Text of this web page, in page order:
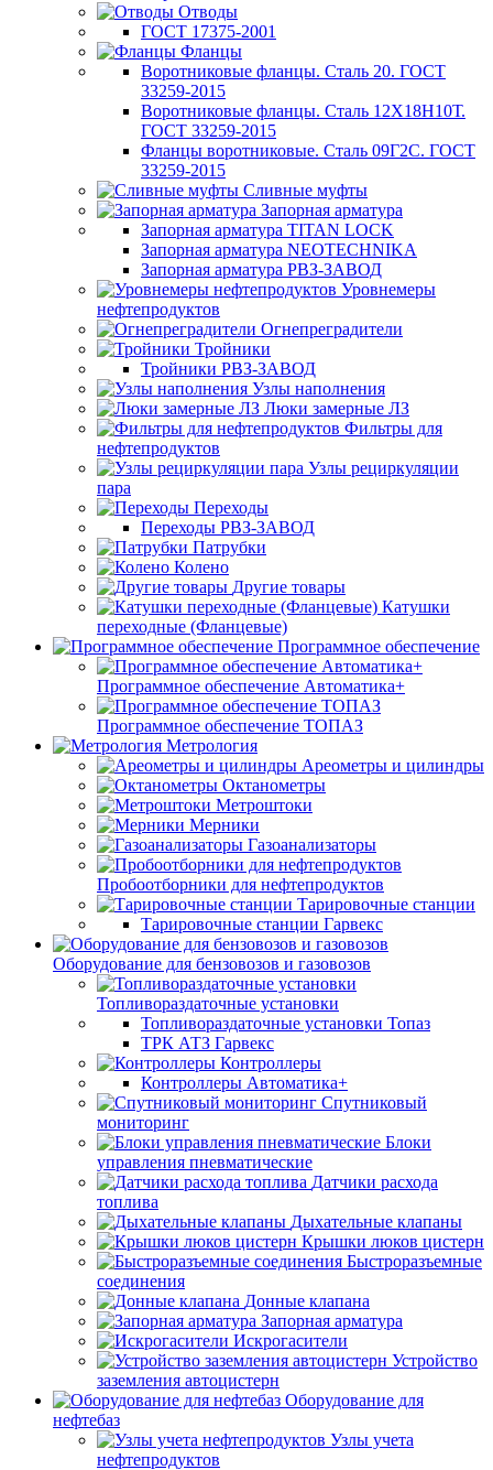
Отводы
ГОСТ 17375-2001
Фланцы
Воротниковые фланцы. Сталь 20. ГОСТ
33259-2015
Воротниковые фланцы. Сталь 12Х18Н10Т.
ГОСТ 33259-2015
Фланцы воротниковые. Сталь 09Г2С. ГОСТ
33259-2015
Сливные муфты
Запорная арматура
Запорная арматура TITAN LOCK
Запорная арматура NEOTECHNIKA
Запорная арматура РВЗ-ЗАВОД
Уровнемеры
нефтепродуктов
Огнепреградители
Тройники
Тройники РВЗ-ЗАВОД
Узлы наполнения
Люки замерные ЛЗ
Фильтры для
нефтепродуктов
Узлы рециркуляции
пара
Переходы
Переходы РВЗ-ЗАВОД
Патрубки
Колено
Другие товары
Катушки
переходные (Фланцевые)
Программное обеспечение
Программное обеспечение Автоматика+
Программное обеспечение ТОПАЗ
Метрология
Ареометры и цилиндры
Октанометры
Метроштоки
Мерники
Газоанализаторы
Пробоотборники для нефтепродуктов
Тарировочные станции
Тарировочные станции Гарвекс
Оборудование для бензовозов и газовозов
Топливораздаточные установки
Топливораздаточные установки Топаз
ТРК АТЗ Гарвекс
Контроллеры
Контроллеры Автоматика+
Спутниковый
мониторинг
Блоки
управления пневматические
Датчики расхода
топлива
Дыхательные клапаны
Крышки люков цистерн
Быстроразъемные
соединения
Донные клапана
Запорная арматура
Искрогасители
Устройство
заземления автоцистерн
Оборудование для
нефтебаз
Узлы учета
нефтепродуктов